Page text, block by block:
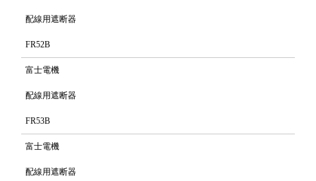
配線用遮断器
FR52B
富士電機
配線用遮断器
FR53B
富士電機
配線用遮断器